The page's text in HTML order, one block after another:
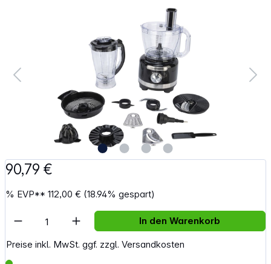
90,79 €
% EVP**112,00 € (18.94% gespart)
Preise inkl. MwSt. ggf. zzgl. Versandkosten
Artikel Anzahl: Gib den gewünschten
In den Warenkorb